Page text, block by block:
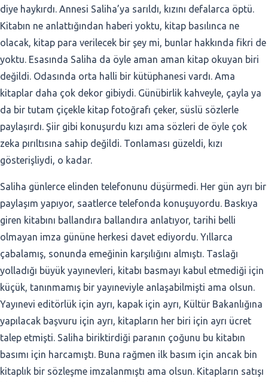
diye haykırdı. Annesi Saliha’ya sarıldı, kızını defalarca öptü.
Kitabın ne anlattığından haberi yoktu, kitap basılınca ne
olacak, kitap para verilecek bir şey mi, bunlar hakkında fikri de
yoktu. Esasında Saliha da öyle aman aman kitap okuyan biri
değildi. Odasında orta halli bir kütüphanesi vardı. Ama
kitaplar daha çok dekor gibiydi. Günübirlik kahveyle, çayla ya
da bir tutam çiçekle kitap fotoğrafı çeker, süslü sözlerle
paylaşırdı. Şiir gibi konuşurdu kızı ama sözleri de öyle çok
zeka pırıltısına sahip değildi. Tonlaması güzeldi, kızı
gösterişliydi, o kadar.
Saliha günlerce elinden telefonunu düşürmedi. Her gün ayrı bir
paylaşım yapıyor, saatlerce telefonda konuşuyordu. Baskıya
giren kitabını ballandıra ballandıra anlatıyor, tarihi belli
olmayan imza gününe herkesi davet ediyordu. Yıllarca
çabalamış, sonunda emeğinin karşılığını almıştı. Taslağı
yolladığı büyük yayınevleri, kitabı basmayı kabul etmediği için
küçük, tanınmamış bir yayıneviyle anlaşabilmişti ama olsun.
Yayınevi editörlük için ayrı, kapak için ayrı, Kültür Bakanlığına
yapılacak başvuru için ayrı, kitapların her biri için ayrı ücret
talep etmişti. Saliha biriktirdiği paranın çoğunu bu kitabın
basımı için harcamıştı. Buna rağmen ilk basım için ancak bin
kitaplık bir sözleşme imzalanmıştı ama olsun. Kitapların satışı